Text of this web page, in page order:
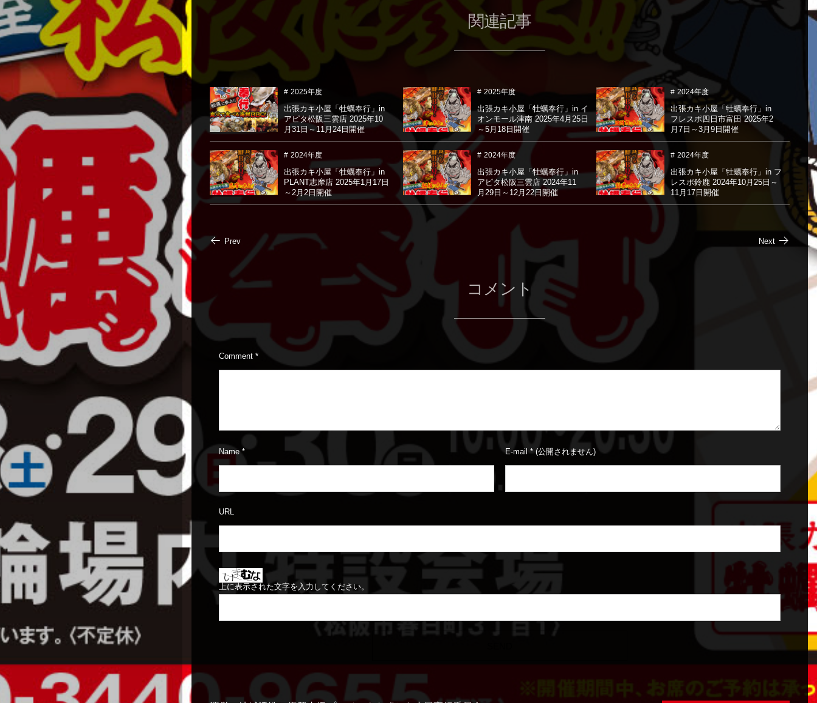
関連記事
2025年度
出張カキ小屋「牡蠣奉行」in
アピタ松阪三雲店 2025年10
月31日～11月24日開催
2025年度
出張カキ小屋「牡蠣奉行」in イ
オンモール津南 2025年4月25日
～5月18日開催
2024年度
出張カキ小屋「牡蠣奉行」in
フレスポ四日市富田 2025年2
月7日～3月9日開催
2024年度
出張カキ小屋「牡蠣奉行」in
PLANT志摩店 2025年1月17日
～2月2日開催
2024年度
出張カキ小屋「牡蠣奉行」in
アピタ松阪三雲店 2024年11
月29日～12月22日開催
2024年度
出張カキ小屋「牡蠣奉行」in フ
レスポ鈴鹿 2024年10月25日～
11月17日開催
Prev Next
コメント
Comment *
Name * E-mail * (公開されません)
URL
上に表示された文字を入力してください。